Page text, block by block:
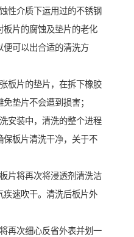
性介质下运用过的不锈钢
片的腐蚀及垫片的老化
便可以出合适的清洗方
板片的垫片，在拆下橡胶
垫片不会遭到损害；
安装中，清洗的整个进程
板片清洗干净，关于不
片将再次将浸透剂清洗洁
疾速吹干。清洗后板片外
再次细心反省外表并划一